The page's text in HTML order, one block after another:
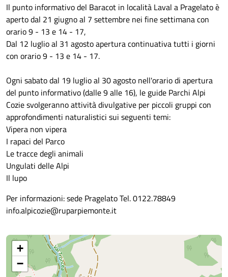
Il punto informativo del Baracot in località Laval a Pragelato è
aperto dal 21 giugno al 7 settembre nei fine settimana con
orario 9 - 13 e 14 - 17,
Dal 12 luglio al 31 agosto apertura continuativa tutti i giorni
con orario 9 - 13 e 14 - 17.
Ogni sabato dal 19 luglio al 30 agosto nell'orario di apertura
del punto informativo (dalle 9 alle 16), le guide Parchi Alpi
Cozie svolgeranno attività divulgative per piccoli gruppi con
approfondimenti naturalistici sui seguenti temi:
Vipera non vipera
I rapaci del Parco
Le tracce degli animali
Ungulati delle Alpi
Il lupo
Per informazioni: sede Pragelato Tel. 0122.78849
info.alpicozie@ruparpiemonte.it
+
−